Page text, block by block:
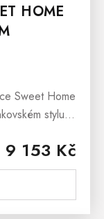
HOME
9 153 Kč
Sweet Home
stylu.